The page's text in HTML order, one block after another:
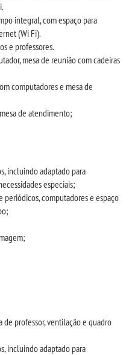
integral, com espaço para
(Wi Fi).
e professores.
mesa de reunião com cadeiras
computadores e mesa de
de atendimento;
incluindo adaptado para
especiais;
computadores e espaço
de professor, ventilação e quadro
incluindo adaptado para